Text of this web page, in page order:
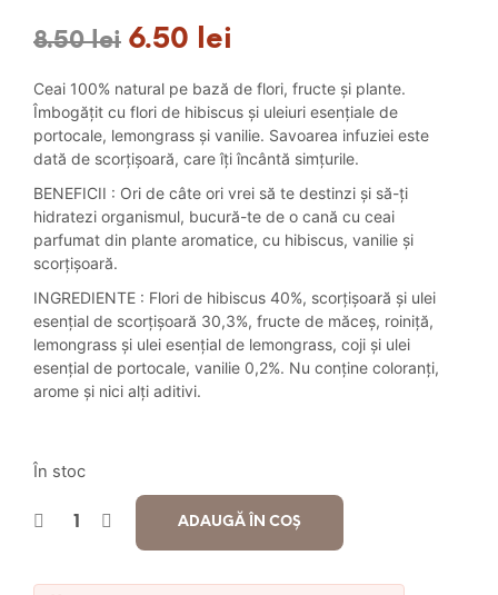
8.50lei Prețul
inițial
a
fost:
8.50 lei.
6.50 lei
curent
este:
6.50 lei.
Ceai 100% natural pe bază de flori, fructe și plante.
Îmbogățit cu flori de hibiscus și uleiuri esențiale de
portocale, lemongrass și vanilie. Savoarea infuziei este
dată de scorțișoară, care îți încântă simțurile.
BENEFICII : Ori de câte ori vrei să te destinzi și să-ți
hidratezi organismul, bucură-te de o cană cu ceai
parfumat din plante aromatice, cu hibiscus, vanilie și
scorțișoară.
INGREDIENTE : Flori de hibiscus 40%, scorțișoară și ulei
esențial de scorțișoară 30,3%, fructe de măceș, roiniță,
lemongrass și ulei esențial de lemongrass, coji și ulei
esențial de portocale, vanilie 0,2%. Nu conține coloranți,
arome și nici alți aditivi.
În stoc
ADAUGĂ ÎN COȘ